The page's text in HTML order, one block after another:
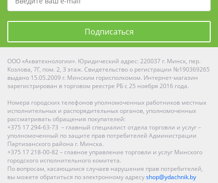
Подписаться
ООО «Акватехнологии». Юридический адрес: 220037 г. Минск, пер.
Козлова, 7Г, пом. 2, 3 этаж. Свидетельство о регистрации №190369265
выдано 15.05.2009 г. Минским горисполкомом. Интернет-магазин
зарегистрирован в торговом реестре РБ с 25 ноября 2016 года.
Номера городских телефонов уполномоченных работников местных
исполнительных и распорядительных органов, уполномоченных
рассматривать обращения покупателей:
+375 17 294-63-73 – главный специалист отдела торговли и услуг –
уполномоченный по защите прав потребителей Администрации
Партизанского района г. Минска.
+375 17 218-00-82 – главное управление торговли и услуг Минского
городского исполнительного комитета.
По вопросам, касающимся случаев нарушения прав потребителей,
вы можете обратиться по электронному адресуshop@ydachnik.by